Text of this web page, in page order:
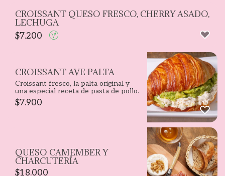
CROISSANT QUESO FRESCO, CHERRY ASADO,
LECHUGA
$7.200
CROISSANT AVE PALTA
Croissant fresco, la palta original y
una especial receta de pasta de pollo.
$7.900
QUESO CAMEMBER Y
CHARCUTERÍA
$18.000